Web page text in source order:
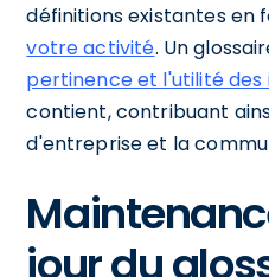
définitions existantes en
votre activité. Un
pertinence et l'utilité des
contient, contribuant
d'entreprise et la
jour du